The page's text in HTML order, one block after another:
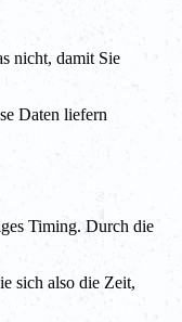
nicht, damit Sie
Daten liefern
Timing. Durch die
sich also die Zeit,